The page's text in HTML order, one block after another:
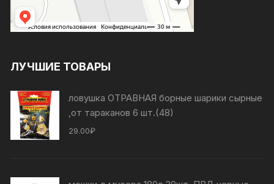
ЛУЧШИЕ ТОВАРЫ
ловушка ОТРАВНАЯ борные шарики сырные
,от тараканов 6 шт.(48)
29.00₽